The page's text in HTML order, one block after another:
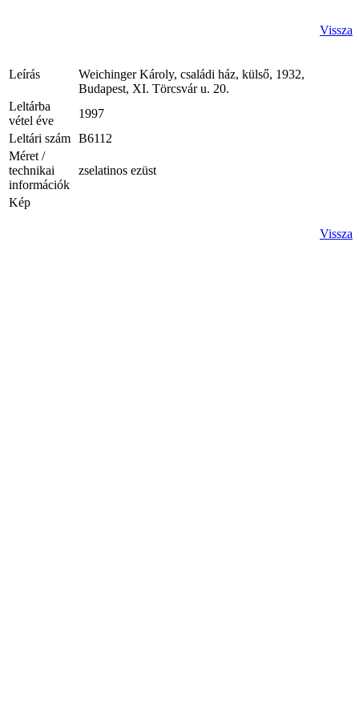
Vissza
Leírás
Weichinger Károly, családi ház, külső, 1932,
Budapest, XI. Törcsvár u. 20.
Leltárba
vétel éve
1997
Leltári szám B6112
Méret /
technikai
információk
zselatinos ezüst
Kép
Vissza